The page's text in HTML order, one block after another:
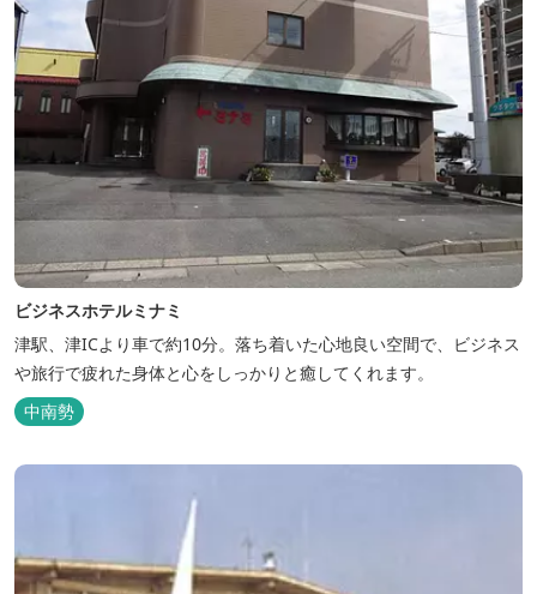
ビジネスホテルミナミ
津駅、津ICより車で約10分。落ち着いた心地良い空間で、ビジネス
や旅行で疲れた身体と心をしっかりと癒してくれます。
中南勢